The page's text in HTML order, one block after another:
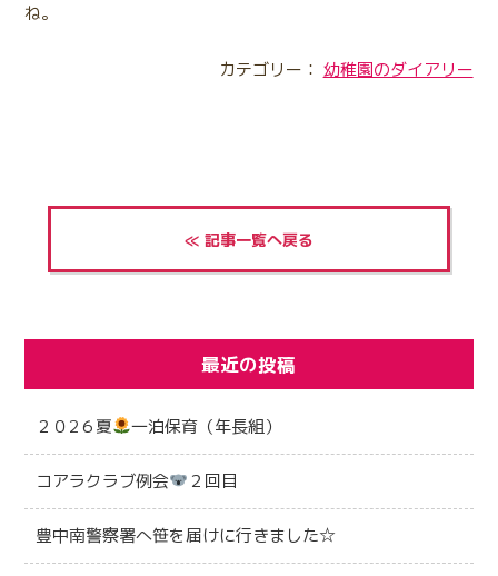
ね。
カテゴリー： 幼稚園のダイアリー
≪ 記事一覧へ戻る
最近の投稿
２０2６夏 一泊保育（年長組）
コアラクラブ例会 ２回目
豊中南警察署へ笹を届けに行きました☆